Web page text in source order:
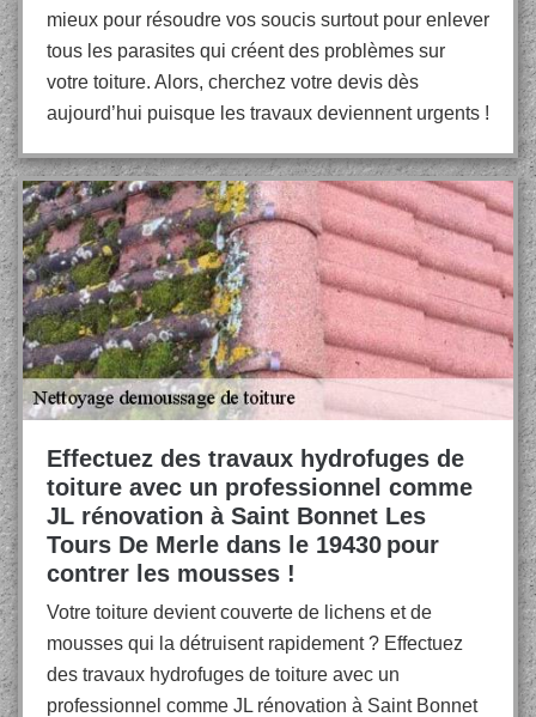
mieux pour résoudre vos soucis surtout pour enlever
tous les parasites qui créent des problèmes sur
votre toiture. Alors, cherchez votre devis dès
aujourd’hui puisque les travaux deviennent urgents !
Effectuez des travaux hydrofuges de
toiture avec un professionnel comme
JL rénovation à Saint Bonnet Les
Tours De Merle dans le 19430 pour
contrer les mousses !
Votre toiture devient couverte de lichens et de
mousses qui la détruisent rapidement ? Effectuez
des travaux hydrofuges de toiture avec un
professionnel comme JL rénovation à Saint Bonnet